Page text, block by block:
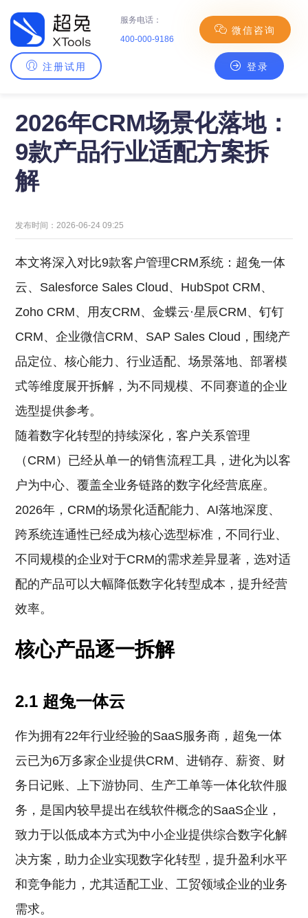
服务电话：
400-000-9186
微信咨询
注册试用 登录
主页>CRM百科> 2026年CRM场景化落地：9款产品行业适配方案拆解
2026年CRM场景化落地：
9款产品行业适配方案拆
解
发布时间：2026-06-24 09:25
本文将深入对比9款客户管理CRM系统：超兔一体
云、Salesforce Sales Cloud、HubSpot CRM、
Zoho CRM、用友CRM、金蝶云·星辰CRM、钉钉
CRM、企业微信CRM、SAP Sales Cloud，围绕产
品定位、核心能力、行业适配、场景落地、部署模
式等维度展开拆解，为不同规模、不同赛道的企业
选型提供参考。
随着数字化转型的持续深化，客户关系管理
（CRM）已经从单一的销售流程工具，进化为以客
户为中心、覆盖全业务链路的数字化经营底座。
2026年，CRM的场景化适配能力、AI落地深度、
跨系统连通性已经成为核心选型标准，不同行业、
不同规模的企业对于CRM的需求差异显著，选对适
配的产品可以大幅降低数字化转型成本，提升经营
效率。
核心产品逐一拆解
2.1 超兔一体云
作为拥有22年行业经验的SaaS服务商，超兔一体
云已为6万多家企业提供CRM、进销存、薪资、财
务日记账、上下游协同、生产工单等一体化软件服
务，是国内较早提出在线软件概念的SaaS企业，
致力于以低成本方式为中小企业提供综合数字化解
决方案，助力企业实现数字化转型，提升盈利水平
和竞争能力，尤其适配工业、工贸领域企业的业务
需求。